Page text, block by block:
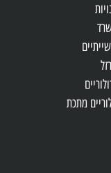
מתכת